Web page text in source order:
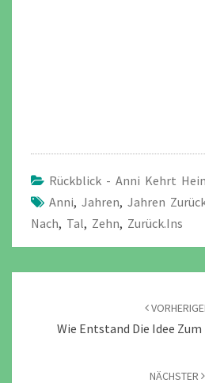
Rückblick - Anni Kehrt
Anni, Jahren, Jahren
Nach, Tal, Zehn, Zurück.ins
Wie Entstand Die Idee
NÄCHSTER